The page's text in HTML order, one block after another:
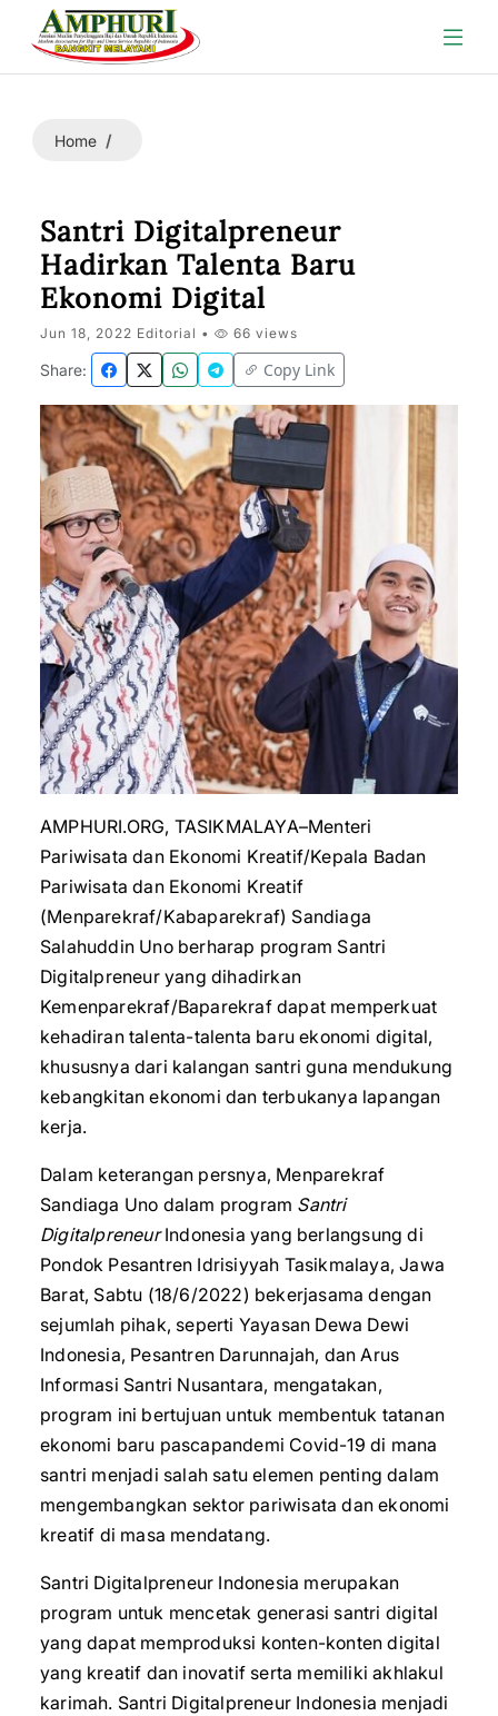
Home
Santri Digitalpreneur
Hadirkan Talenta Baru
Ekonomi Digital
Jun 18, 2022 Editorial • 66 views
Share: Copy Link
AMPHURI.ORG, TASIKMALAYA–Menteri
Pariwisata dan Ekonomi Kreatif/Kepala Badan
Pariwisata dan Ekonomi Kreatif
(Menparekraf/Kabaparekraf) Sandiaga
Salahuddin Uno berharap program Santri
Digitalpreneur yang dihadirkan
Kemenparekraf/Baparekraf dapat memperkuat
kehadiran talenta-talenta baru ekonomi digital,
khususnya dari kalangan santri guna mendukung
kebangkitan ekonomi dan terbukanya lapangan
kerja.
Dalam keterangan persnya, Menparekraf
Sandiaga Uno dalam program Santri
DigitalpreneurIndonesia yang berlangsung di
Pondok Pesantren Idrisiyyah Tasikmalaya, Jawa
Barat, Sabtu (18/6/2022) bekerjasama dengan
sejumlah pihak, seperti Yayasan Dewa Dewi
Indonesia, Pesantren Darunnajah, dan Arus
Informasi Santri Nusantara, mengatakan,
program ini bertujuan untuk membentuk tatanan
ekonomi baru pascapandemi Covid-19 di mana
santri menjadi salah satu elemen penting dalam
mengembangkan sektor pariwisata dan ekonomi
kreatif di masa mendatang.
Santri Digitalpreneur Indonesia merupakan
program untuk mencetak generasi santri digital
yang dapat memproduksi konten-konten digital
yang kreatif dan inovatif serta memiliki akhlakul
karimah. Santri Digitalpreneur Indonesia menjadi